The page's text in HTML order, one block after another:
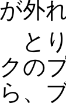
が外
とり
クの
ら、